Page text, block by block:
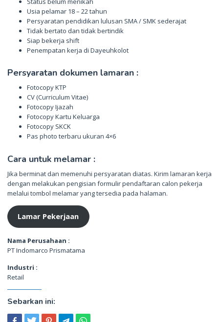
Usia pelamar 18 – 22 tahun
Persyaratan pendidikan lulusan SMA / SMK sederajat
Tidak bertato dan tidak bertindik
Siap bekerja shift
Penempatan kerja di Dayeuhkolot
Persyaratan dokumen lamaran :
Fotocopy KTP
CV (Curriculum Vitae)
Fotocopy Ijazah
Fotocopy Kartu Keluarga
Fotocopy SKCK
Pas photo terbaru ukuran 4×6
Cara untuk melamar :
Jika berminat dan memenuhi persyaratan diatas. Kirim lamaran kerja
dengan melakukan pengisian formulir pendaftaran calon pekerja
melalui tombol melamar yang tersedia pada halaman.
Lamar Pekerjaan
Nama Perusahaan :
PT Indomarco Prismatama
Industri :
Retail
Sebarkan ini: